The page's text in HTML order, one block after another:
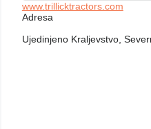
www.trillicktractors.com
Adresa
Ujedinjeno Kraljevstvo,